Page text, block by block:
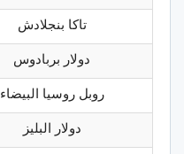
تاكا بنجلادش
دولار بربادوس
روبل روسيا البيضاء
دولار البليز